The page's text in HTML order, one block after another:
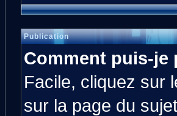
Publication
Comment puis-je
Facile, cliquez sur
sur la page du